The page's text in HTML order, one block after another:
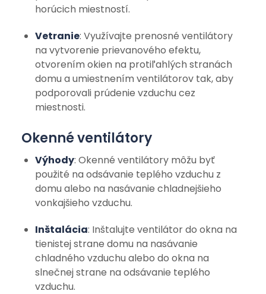
horúcich miestností.
Vetranie: Využívajte prenosné ventilátory
na vytvorenie prievanového efektu,
otvorením okien na protiľahlých stranách
domu a umiestnením ventilátorov tak, aby
podporovali prúdenie vzduchu cez
miestnosti.
Okenné ventilátory
Výhody: Okenné ventilátory môžu byť
použité na odsávanie teplého vzduchu z
domu alebo na nasávanie chladnejšieho
vonkajšieho vzduchu.
Inštalácia: Inštalujte ventilátor do okna na
tienistej strane domu na nasávanie
chladného vzduchu alebo do okna na
slnečnej strane na odsávanie teplého
vzduchu.